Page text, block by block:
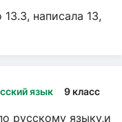
написала 13,
язык 9 класс
русскому языку,и